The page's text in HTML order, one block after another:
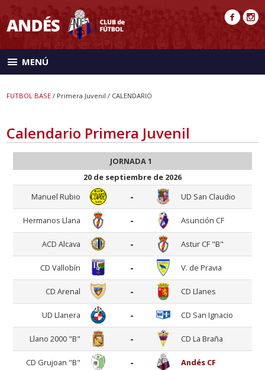
MENÚ
FUTBOL BASE / Primera Juvenil / CALENDARIO
Calendario Primera Juvenil
JORNADA 1
20 de septiembre de 2026
Manuel Rubio
- UD San Claudio
Hermanos Llana - Asunción CF
ACD Alcava - Astur CF "B"
CD Vallobín - V. de Pravia
CD Arenal - CD Llanes
UD Llanera - CD San Ignacio
Llano 2000 "B" - CD La Braña
CD Grujoan "B" - Andés CF